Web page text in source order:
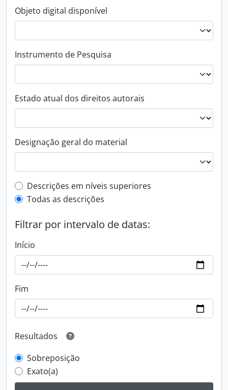
Objeto digital disponível
Instrumento de Pesquisa
Estado atual dos direitos autorais
Designação geral do material
Filtro de descrição de nível superior
Descrições em níveis superiores
Todas as descrições
Filtrar por intervalo de datas:
Início
Fim
Resultados
Sobreposição
Exato(a)